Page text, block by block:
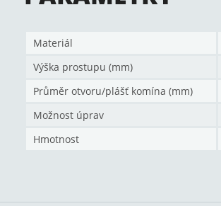
Materiál
Výška prostupu (mm)
Průměr otvoru/plášť komína (mm)
Možnost úprav
Hmotnost